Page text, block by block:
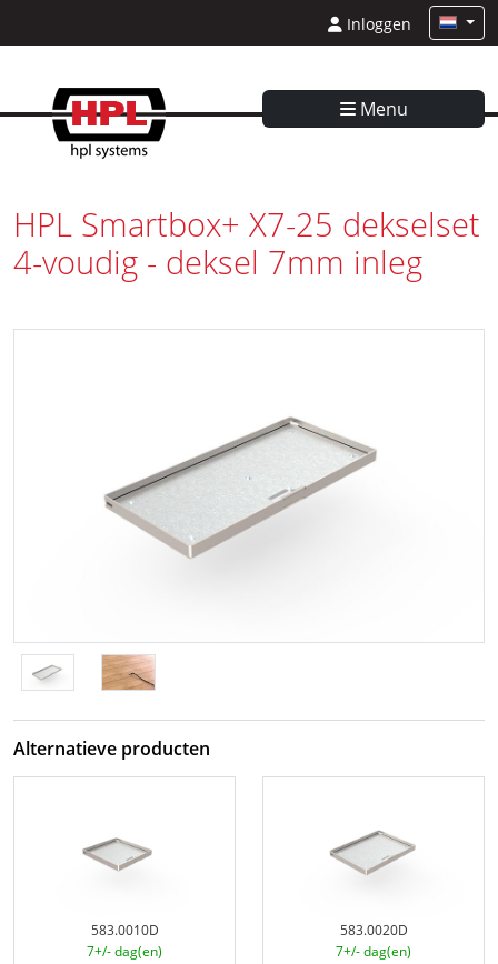
Inloggen
Menu
HPL Smartbox+ X7-25 dekselset
4-voudig - deksel 7mm inleg
Alternatieve producten
583.0010D
7+/- dag(en)
583.0020D
7+/- dag(en)